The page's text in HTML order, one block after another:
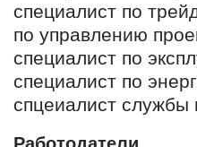
специалист по
по управлению
специалист по
специалист по
спцеиалист службы